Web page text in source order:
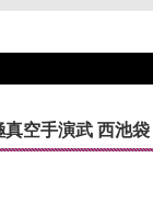
空手演武 西池